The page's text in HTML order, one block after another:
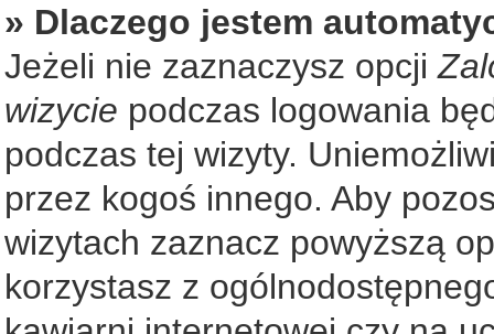
» Dlaczego jestem
Jeżeli nie zaznaczysz opcji
wizycie podczas logowania
podczas tej wizyty.
przez kogoś innego. Aby
wizytach zaznacz powyższą
korzystasz z